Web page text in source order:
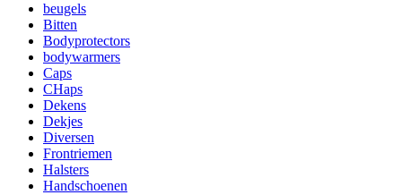
beugels
Bitten
Bodyprotectors
bodywarmers
Caps
CHaps
Dekens
Dekjes
Diversen
Frontriemen
Halsters
Handschoenen